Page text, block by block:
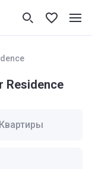
Residence
Квартиры